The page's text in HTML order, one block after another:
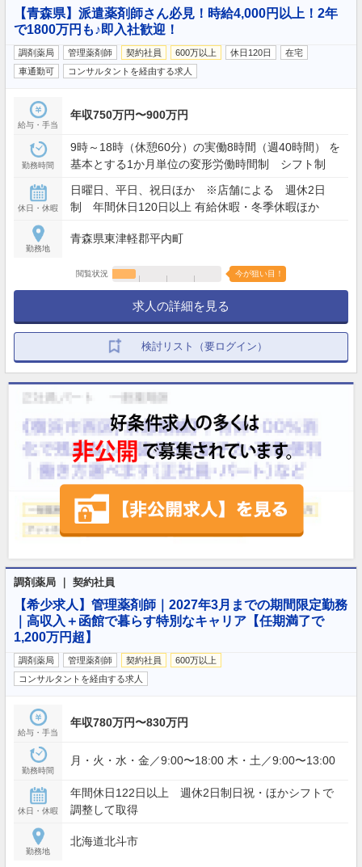
【青森県】派遣薬剤師さん必見！時給4,000円以上！2年
で1800万円も♪即入社歓迎！
調剤薬局 管理薬剤師 契約社員 600万以上 休日120日
在宅
車通勤可
コンサルタントを経由する求人
給与・手当
年収750万円〜900万円
勤務時間
9時～18時（休憩60分）の実働8時間（週40時間） を
基本とする1か月単位の変形労働時間制 シフト制
休日・休暇
日曜日、平日、祝日ほか ※店舗による 週休2日
制 年間休日120日以上 有給休暇・冬季休暇ほか
勤務地
青森県東津軽郡平内町
閲覧状況 今が狙い目！
求人の詳細を見る
検討リスト（要ログイン）
調剤薬局 ｜ 契約社員
【希少求人】管理薬剤師｜2027年3月までの期間限定勤務
｜高収入＋函館で暮らす特別なキャリア【任期満了で
1,200万円超】
調剤薬局 管理薬剤師 契約社員
600万以上
コンサルタントを経由する求人
給与・手当
年収780万円〜830万円
勤務時間
月・火・水・金／9:00〜18:00 木・土／9:00〜13:00
休日・休暇
年間休日122日以上 週休2日制日祝・ほかシフトで
調整して取得
勤務地
北海道北斗市